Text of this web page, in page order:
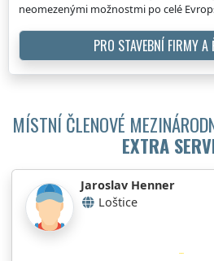
neomezenými možnostmi po celé
PRO STAVEBNÍ FIRMY A
MÍSTNÍ ČLENOVÉ
EXTRA
Jaroslav Henner
Loštice